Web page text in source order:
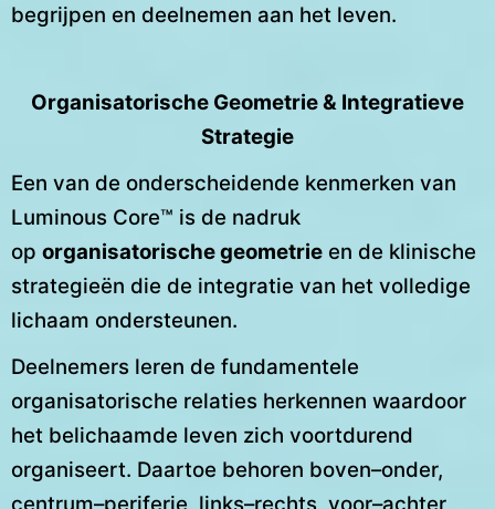
begrijpen en deelnemen aan het leven.
Organisatorische Geometrie & Integratieve
Strategie
Een van de onderscheidende kenmerken van
Luminous Core™ is de nadruk
op organisatorische geometrie en de klinische
strategieën die de integratie van het volledige
lichaam ondersteunen.
Deelnemers leren de fundamentele
organisatorische relaties herkennen waardoor
het belichaamde leven zich voortdurend
organiseert. Daartoe behoren boven–onder,